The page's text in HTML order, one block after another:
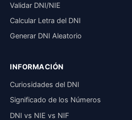
Validar DNI/NIE
Calcular Letra del DNI
Generar DNI Aleatorio
INFORMACIÓN
Curiosidades del DNI
Significado de los Números
DNI vs NIE vs NIF